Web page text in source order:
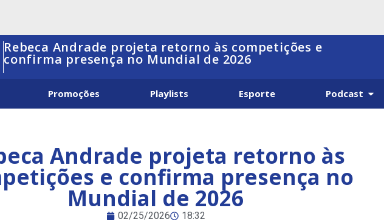
Rebeca Andrade projeta retorno às competições e
confirma presença no Mundial de 2026
Promoções Playlists Esporte Podcast
Andrade projeta retorno às
e confirma presença no
Mundial de 2026
02/25/2026 18:32